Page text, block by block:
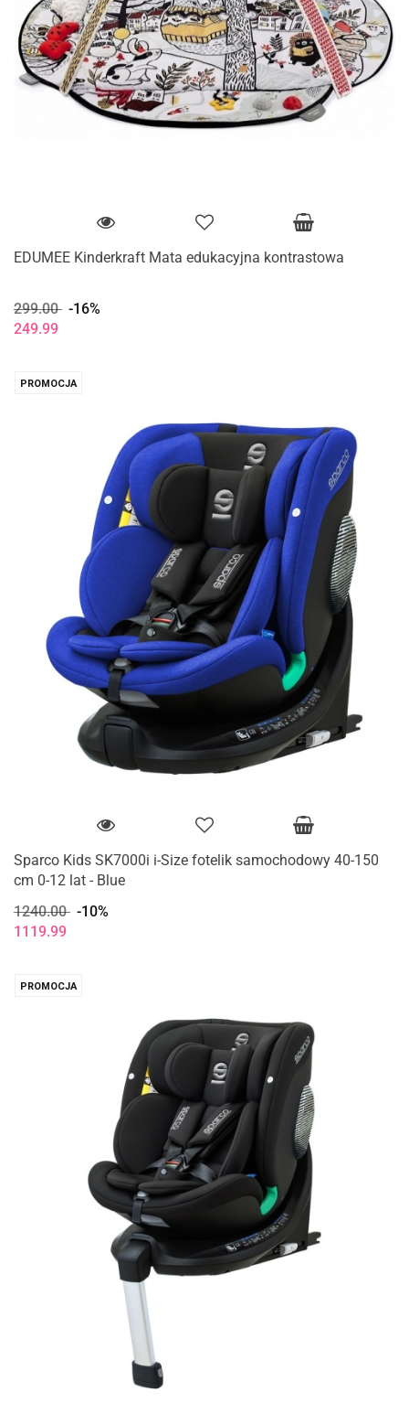
EDUMEE Kinderkraft Mata edukacyjna kontrastowa
299.00 -16%
249.99
PROMOCJA
Sparco Kids SK7000i i-Size fotelik samochodowy 40-150
cm 0-12 lat - Blue
1240.00 -10%
1119.99
PROMOCJA